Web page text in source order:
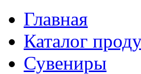
Главная
Каталог
Сувениры